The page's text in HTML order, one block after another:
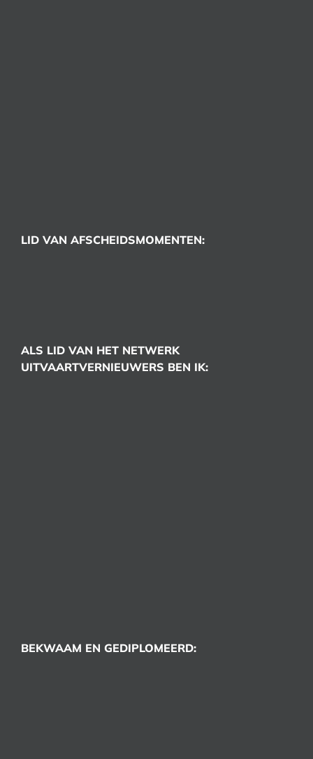
LID VAN AFSCHEIDSMOMENTEN:
ALS LID VAN HET NETWERK
UITVAARTVERNIEUWERS BEN IK:
BEKWAAM EN GEDIPLOMEERD: